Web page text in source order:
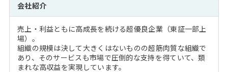
会社紹介
売上・利益ともに高成長を続ける超優良企業（東証一部上
場）。
組織の規模は決して大きくはないものの超筋肉質な組織で
あり、そのサービスも市場で圧倒的な支持を得ていて、類
まれな高収益を実現しています。